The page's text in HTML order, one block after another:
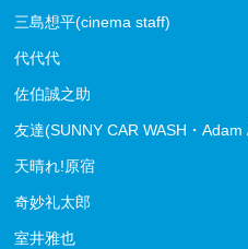
三島想平(cinema staff)
代代代
佐伯誠之助
友達(SUNNY CAR WASH・
天晴れ!原宿
奇妙礼太郎
室井雅也